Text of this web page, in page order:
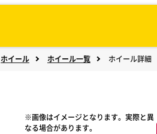
ホイール ホイール一覧 ホイール詳細
※画像はイメージとなります。実際と異
なる場合があります。